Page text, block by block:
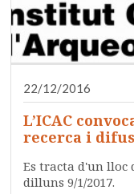
22/12/2016
L’ICAC
recerca i
Es tracta d'un
dilluns 9/1/2017.